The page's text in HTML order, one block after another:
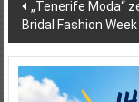
„Tenerife Moda“
Bridal Fashion